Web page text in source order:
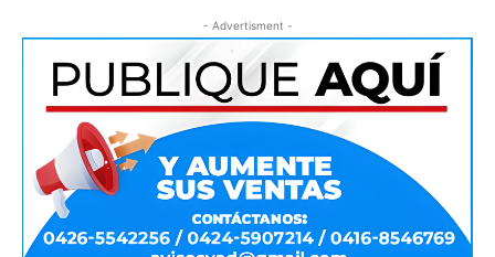
- Advertisment -